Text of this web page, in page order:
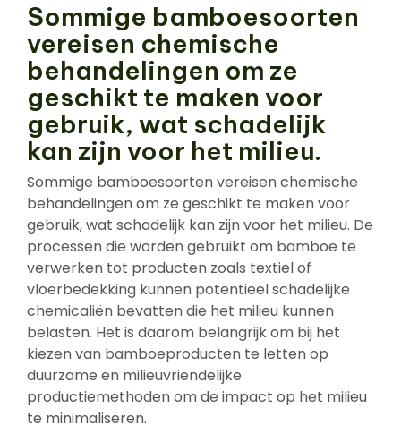
Sommige bamboesoorten
vereisen chemische
behandelingen om ze
geschikt te maken voor
gebruik, wat schadelijk
kan zijn voor het milieu.
Sommige bamboesoorten vereisen chemische
behandelingen om ze geschikt te maken voor
gebruik, wat schadelijk kan zijn voor het milieu. De
processen die worden gebruikt om bamboe te
verwerken tot producten zoals textiel of
vloerbedekking kunnen potentieel schadelijke
chemicaliën bevatten die het milieu kunnen
belasten. Het is daarom belangrijk om bij het
kiezen van bamboeproducten te letten op
duurzame en milieuvriendelijke
productiemethoden om de impact op het milieu
te minimaliseren.